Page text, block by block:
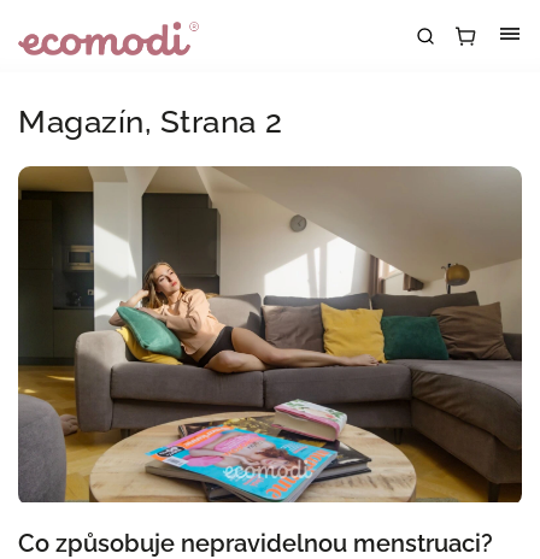
Magazín, Strana 2
Co způsobuje nepravidelnou menstruaci?